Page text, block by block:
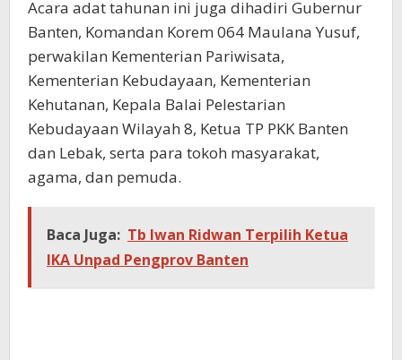
Acara adat tahunan ini juga dihadiri Gubernur
Banten, Komandan Korem 064 Maulana Yusuf,
perwakilan Kementerian Pariwisata,
Kementerian Kebudayaan, Kementerian
Kehutanan, Kepala Balai Pelestarian
Kebudayaan Wilayah 8, Ketua TP PKK Banten
dan Lebak, serta para tokoh masyarakat,
agama, dan pemuda.
Baca Juga: Tb Iwan Ridwan Terpilih Ketua
IKA Unpad Pengprov Banten